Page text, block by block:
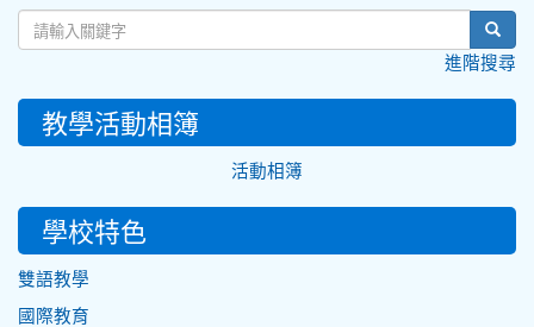
進階搜尋
教學活動相簿
活動相簿
學校特色
雙語教學
國際教育